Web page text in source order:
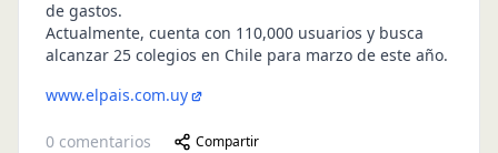
de gastos.
Actualmente, cuenta con 110,000 usuarios y busca
alcanzar 25 colegios en Chile para marzo de este año.
www.elpais.com.uy
0 comentarios Compartir